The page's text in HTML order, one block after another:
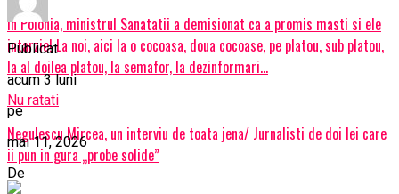
In Polonia, ministrul Sanatatii a demisionat ca a promis masti si ele
intarzie! La noi, aici la o cocoasa, doua cocoase, pe platou, sub platou,
la al doilea platou, la semafor, la dezinformari…
Nu ratati
Negulescu Mircea, un interviu de toata jena/ Jurnalisti de doi lei care
ii pun in gura „probe solide”
Publicat
acum 3 luni
pe
mai 11, 2026
De